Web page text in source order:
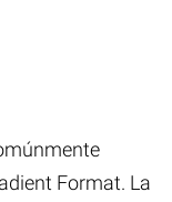
Format. La